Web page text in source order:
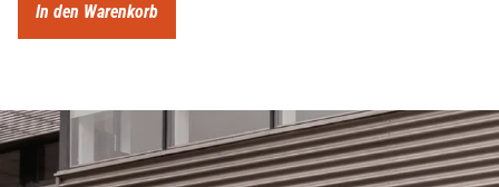
In den Warenkorb